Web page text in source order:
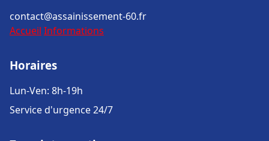
contact@assainissement-60.fr
Accueil Informations
Horaires
Lun-Ven: 8h-19h
Service d'urgence 24/7